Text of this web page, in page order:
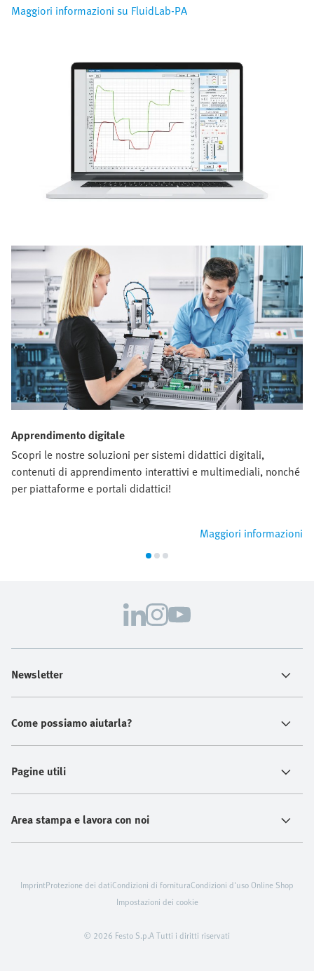
Maggiori informazioni su FluidLab-PA
Apprendimento digitale
Scopri le nostre soluzioni per sistemi didattici digitali,
contenuti di apprendimento interattivi e multimediali, nonché
per piattaforme e portali didattici!
Maggiori informazioni
Newsletter
Come possiamo aiutarla?
Pagine utili
Area stampa e lavora con noi
© 2026 Festo S.p.A Tutti i diritti riservati
ImprintProtezione dei datiCondizioni di fornituraCondizioni d'uso Online Shop
Impostazioni dei cookie